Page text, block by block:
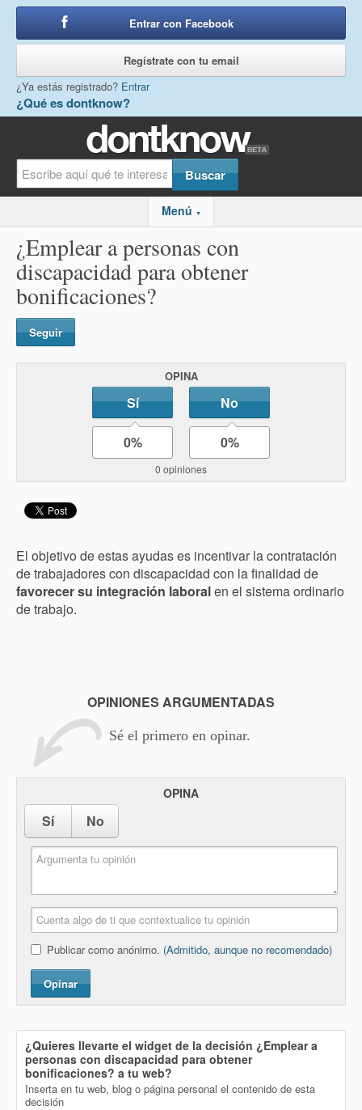
¿Qué es dontknow?
Entrar con Facebook
Regístrate con tu email
¿Ya estás registrado? Entrar
Menú ▼
¿Emplear a personas con
discapacidad para obtener
bonificaciones?
Seguir
OPINA
Sí No
0% 0%
0 opiniones
El objetivo de estas ayudas es incentivar la contratación
de trabajadores con discapacidad con la finalidad de
favorecer su integración laboralen el sistema ordinario
de trabajo.
OPINIONES ARGUMENTADAS
Sé el primero en opinar.
OPINA
Sí No
Publicar como anónimo. (Admitido, aunque no recomendado)
Opinar
¿Quieres llevarte el widget de la decisión ¿Emplear a
personas con discapacidad para obtener
bonificaciones? a tu web?
Inserta en tu web, blog o página personal el contenido de esta
decisión